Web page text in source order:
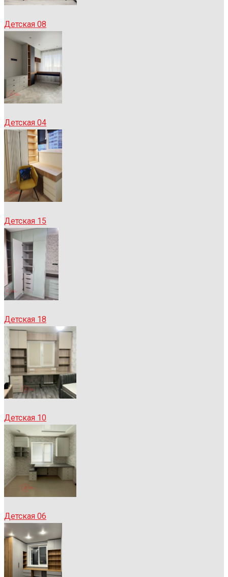
Детская 08
Детская 04
Детская 15
Детская 18
Детская 10
Детская 06